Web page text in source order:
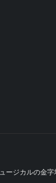
ージカルの金字